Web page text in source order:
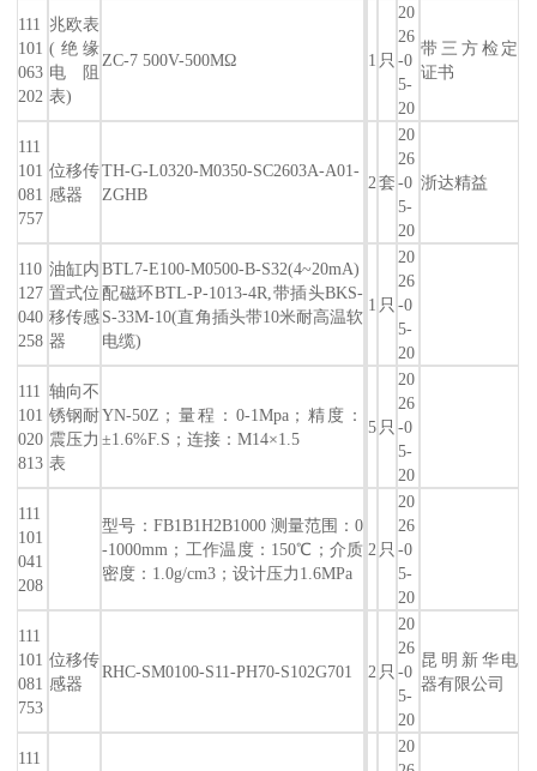
111
101
063
202
兆欧表
(绝缘
电阻
表)
ZC-7 500V-500MΩ 1 只
20
26
-0
5-
20
带三方检定
证书
111
101
081
757
位移传
感器
TH-G-L0320-M0350-SC2603A-A01-
ZGHB
2 套
20
26
-0
5-
20
浙达精益
110
127
040
258
油缸内
置式位
移传感
器
BTL7-E100-M0500-B-S32(4~20mA)
配磁环BTL-P-1013-4R,带插头BKS-
S-33M-10(直角插头带10米耐高温软
电缆)
1 只
20
26
-0
5-
20
111
101
020
813
轴向不
锈钢耐
震压力
表
YN-50Z；量程：0-1Mpa；精度：
±1.6%F.S；连接：M14×1.5
5 只
20
26
-0
5-
20
111
101
041
208
型号：FB1B1H2B1000 测量范围：0
-1000mm；工作温度：150℃；介质
密度：1.0g/cm3；设计压力1.6MPa
2 只
20
26
-0
5-
20
111
101
081
753
位移传
感器
RHC-SM0100-S11-PH70-S102G701 2 只
20
26
-0
5-
20
昆明新华电
器有限公司
111
20